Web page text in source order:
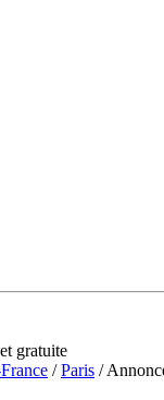
gratuite
/Paris /